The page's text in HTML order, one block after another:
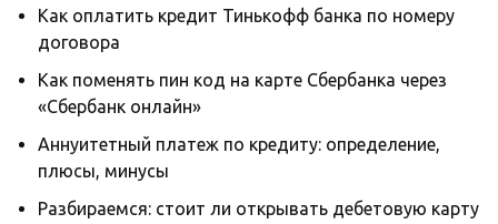
Как оплатить кредит Тинькофф банка по номеру
договора
Как поменять пин код на карте Сбербанка через
«Сбербанк онлайн»
Аннуитетный платеж по кредиту: определение,
плюсы, минусы
Разбираемся: стоит ли открывать дебетовую карту